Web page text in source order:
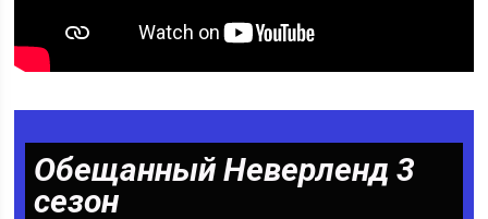
Обещанный Неверленд 3
сезон